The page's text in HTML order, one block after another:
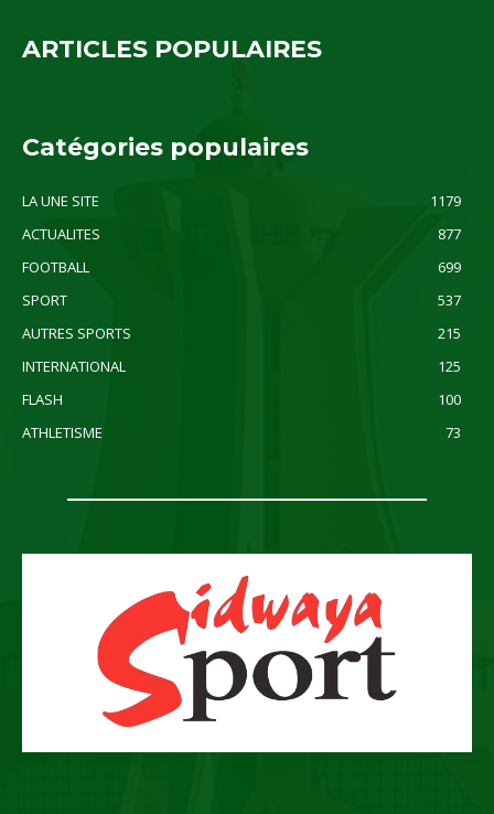
ARTICLES POPULAIRES
Catégories populaires
LA UNE SITE
1179
ACTUALITES
877
FOOTBALL
699
SPORT
537
AUTRES SPORTS
215
INTERNATIONAL
125
FLASH
100
ATHLETISME
73